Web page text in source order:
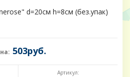
d=20см h=8см (без.упак)
503руб.
Артикул: